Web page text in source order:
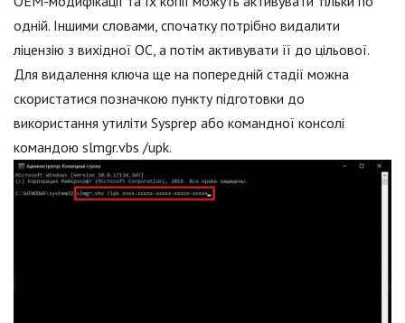
одній. Іншими словами, спочатку потрібно видалити
ліцензію з вихідної ОС, а потім активувати її до цільової.
Для видалення ключа ще на попередній стадії можна
скористатися позначкою пункту підготовки до
використання утиліти Sysprep або командної консолі
командою slmgr.vbs /upk.